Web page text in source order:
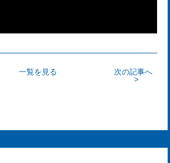
一覧を見る 次の記事へ